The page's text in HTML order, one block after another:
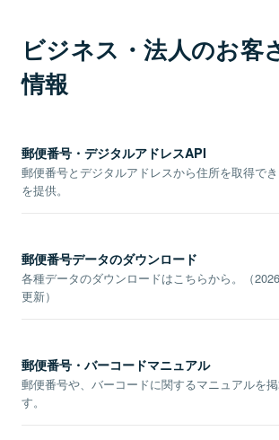
ビジネス・法人のお客
情報
郵便番号・デジタルアドレスAPI
郵便番号とデジタルアドレスから住所を取得で
を提供。
郵便番号データのダウンロード
各種データのダウンロードはこちらから。（
更新）
郵便番号・バーコードマニュアル
郵便番号や、バーコードに関するマニュアルを
す。